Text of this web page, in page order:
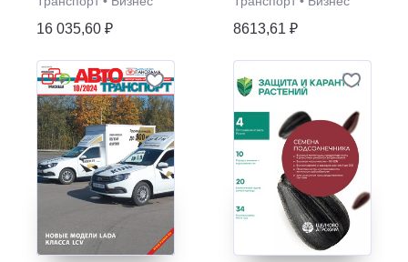
16 035,60 ₽ 8613,61 ₽